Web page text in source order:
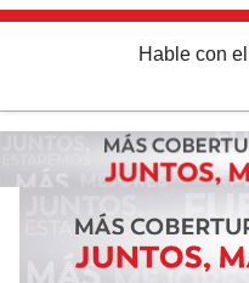
Hable con el